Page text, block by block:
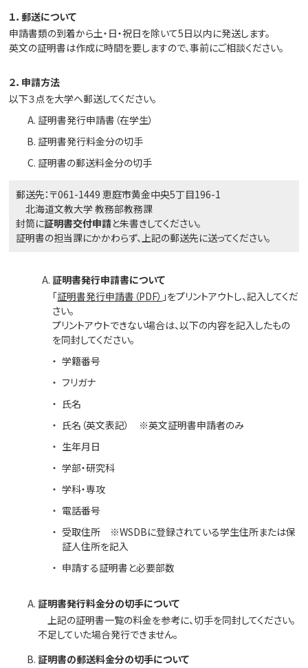
１．郵送について
申請書類の到着から土・日・祝日を除いて5日以内に発送します。
英文の証明書は作成に時間を要しますので、事前にご相談ください。
２．申請方法
以下３点を大学へ郵送してください。
証明書発行申請書（在学生）
証明書発行料金分の切手
証明書の郵送料金分の切手
郵送先：〒061-1449 恵庭市黄金中央5丁目196-1
北海道文教大学 教務部教務課
封筒に証明書交付申請と朱書きしてください。
証明書の担当課にかかわらず、上記の郵送先に送ってください。
証明書発行申請書について
「証明書発行申請書（PDF） 」をプリントアウトし、記入してくだ
さい。
プリントアウトできない場合は、以下の内容を記入したもの
を同封してください。
学籍番号
フリガナ
氏名
氏名（英文表記） ※英文証明書申請者のみ
生年月日
学部・研究科
学科・専攻
電話番号
受取住所 ※WSDBに登録されている学生住所または保
証人住所を記入
申請する証明書と必要部数
証明書発行料金分の切手について
上記の証明書一覧の料金を参考に、切手を同封してください。
不足していた場合発行できません。
証明書の郵送料金分の切手について